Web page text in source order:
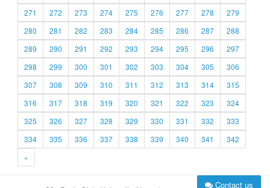
271
272 273 274 275 276 277 278
279
280
281 282 283 284 285 286 287
288
289
290 291 292 293 294 295 296
297
298
299 300 301 302 303 304 305
306
307
308 309 310 311 312 313 314
315
316
317 318 319 320 321 322 323
324
325
326 327 328 329 330 331 332
333
334
335 336 337 338 339 340 341
342
»
Contact us